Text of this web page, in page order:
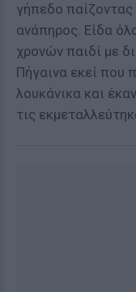
γήπεδο παίζοντας
ανάπηρος. Είδα
χρονών παιδί με
Πήγαινα εκεί που
λουκάνικα και
τις